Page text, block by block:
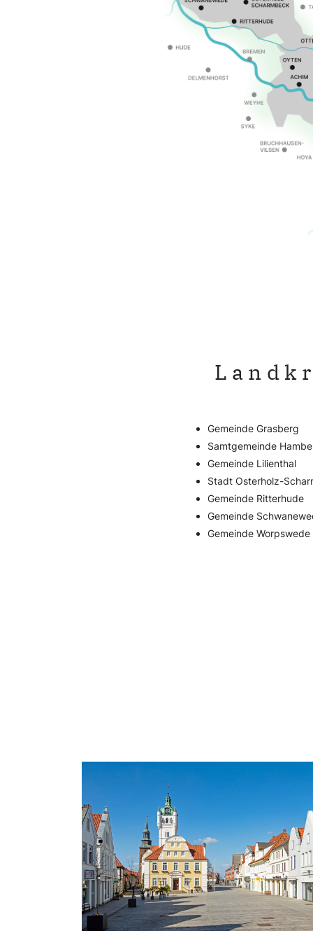
Gemeinde Grasberg
Samtgemeinde
Gemeinde Lilienthal
Stadt Osterholz-
Gemeinde Ritterhude
Gemeinde
Gemeinde Worpswede